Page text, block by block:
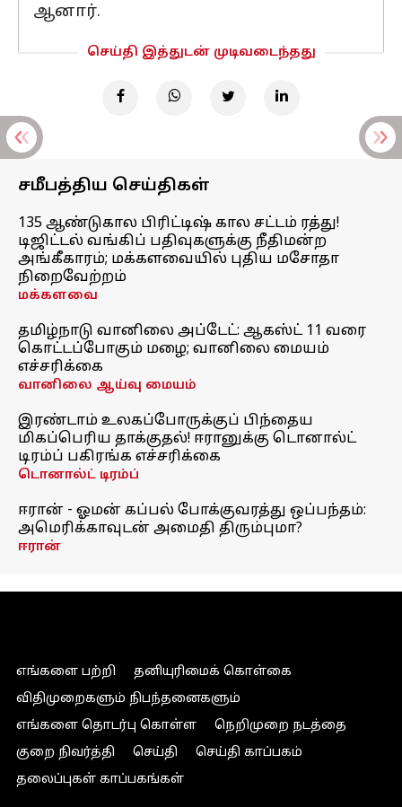
ஆனார்.
செய்தி இத்துடன் முடிவடைந்தது
சமீபத்திய செய்திகள்
135 ஆண்டுகால பிரிட்டிஷ் கால சட்டம் ரத்து!
டிஜிட்டல் வங்கிப் பதிவுகளுக்கு நீதிமன்ற
அங்கீகாரம்; மக்களவையில் புதிய மசோதா
நிறைவேற்றம்
மக்களவை
தமிழ்நாடு வானிலை அப்டேட்: ஆகஸ்ட் 11 வரை
கொட்டப்போகும் மழை; வானிலை மையம்
எச்சரிக்கை
வானிலை ஆய்வு மையம்
இரண்டாம் உலகப்போருக்குப் பிந்தைய
மிகப்பெரிய தாக்குதல்! ஈரானுக்கு டொனால்ட்
டிரம்ப் பகிரங்க எச்சரிக்கை
டொனால்ட் டிரம்ப்
ஈரான் - ஓமன் கப்பல் போக்குவரத்து ஒப்பந்தம்:
அமெரிக்காவுடன் அமைதி திரும்புமா?
ஈரான்
எங்களை பற்றி
தனியுரிமைக் கொள்கை
விதிமுறைகளும் நிபந்தனைகளும்
எங்களை தொடர்பு கொள்ள
நெறிமுறை நடத்தை
குறை நிவர்த்தி
செய்தி
செய்தி காப்பகம்
தலைப்புகள் காப்பகங்கள்